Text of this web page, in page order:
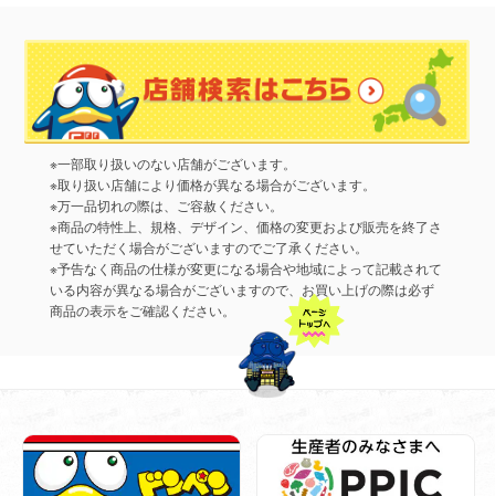
※一部取り扱いのない店舗がございます。
※取り扱い店舗により価格が異なる場合がございます。
※万一品切れの際は、ご容赦ください。
※商品の特性上、規格、デザイン、価格の変更および販売を終了さ
せていただく場合がございますのでご了承ください。
※予告なく商品の仕様が変更になる場合や地域によって記載されて
いる内容が異なる場合がございますので、お買い上げの際は必ず
商品の表示をご確認ください。